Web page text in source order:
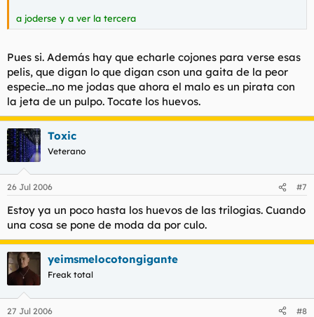
a joderse y a ver la tercera
Pues si. Además hay que echarle cojones para verse esas
pelis, que digan lo que digan cson una gaita de la peor
especie...no me jodas que ahora el malo es un pirata con
la jeta de un pulpo. Tocate los huevos.
Toxic
Veterano
26 Jul 2006 #7
Estoy ya un poco hasta los huevos de las trilogias. Cuando
una cosa se pone de moda da por culo.
yeimsmelocotongigante
Freak total
27 Jul 2006 #8